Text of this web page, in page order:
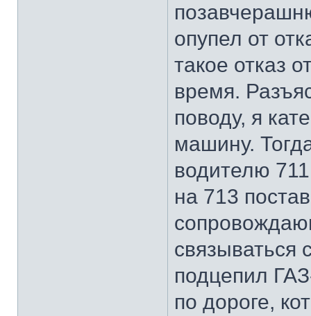
опупел от
такое отказ
время.
поводу, я
машину.
водителю
на 713
связываться
подцепил
по дороге,